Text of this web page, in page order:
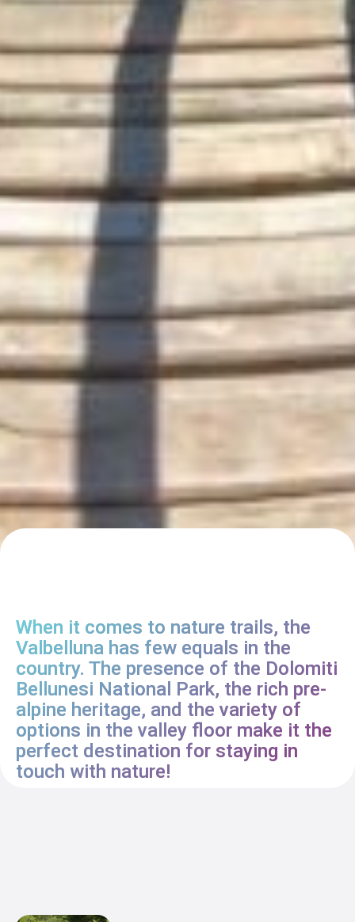
When it comes to nature trails, the
Valbelluna has few equals in the
country. The presence of the Dolomiti
Bellunesi National Park, the rich pre-
alpine heritage, and the variety of
options in the valley floor make it the
perfect destination for staying in
touch with nature!